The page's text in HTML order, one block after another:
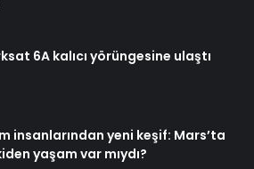
6A kalıcı yörüngesine ulaştı
insanlarından yeni keşif: Mars’ta
yaşam var mıydı?